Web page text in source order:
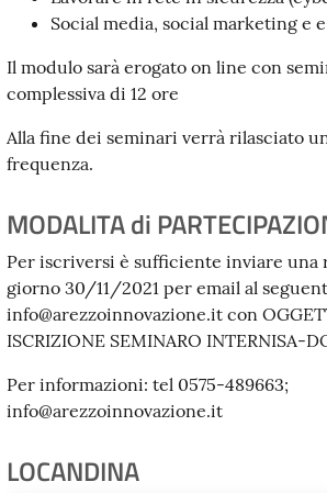
Social media, social marketing e
Il modulo sarà erogato on line con
complessiva di 12 ore
Alla fine dei seminari verrà rilasciato
frequenza.
MODALITA di
Per iscriversi è sufficiente inviare
giorno 30/11/2021 per email al
info@arezzoinnovazione.it con
ISCRIZIONE SEMINARO INTERNISA-
Per informazioni: tel 0575-489663;
info@arezzoinnovazione.it
LOCANDINA